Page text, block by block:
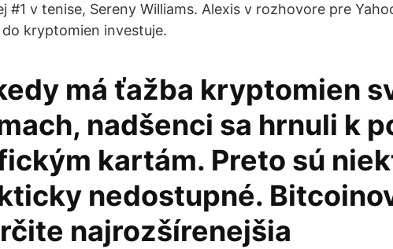
#1 v tenise, Sereny Williams. Alexis v rozhovore pre
do kryptomien investuje.
má ťažba kryptomien
nadšenci sa hrnuli k
kartám. Preto sú
nedostupné.
najrozšírenejšia